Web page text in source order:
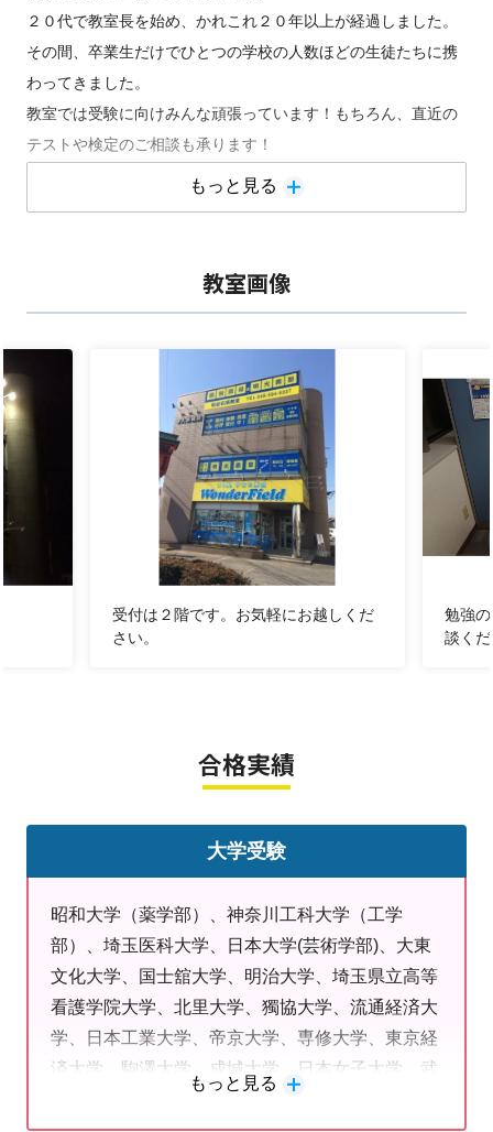
２０代で教室長を始め、かれこれ２０年以上が経過しました。
その間、卒業生だけでひとつの学校の人数ほどの生徒たちに携
わってきました。
教室では受験に向けみんな頑張っています！もちろん、直近の
テストや検定のご相談も承ります！
・勉強はしているけれど思うように成績が伸びない。
お悩みの皆さんの「みちしるべ」となれればと思います。
■友人・兄弟姉妹紹介キャンペーン実施中！■
☆お友達と一緒だともっと頑張れる！☆
ご入会いただくと、紹介者・新規入会者の双方に以下の
うち希望の賞をプレゼント！
A賞 QUOカード B賞 図書カード C賞 JCBギフ
選択がない場合、教室キャンペーン適用外になります。
■こんな学習の不安を明光義塾で解決しませんか？
・どうやって勉強したらよいかわからない
・自分なりに頑張っているが成果が出ない
・入試情報を知りたい
・北辰テスト、各種検定を受けたい
もっと見る
教室画像
受付は２階です。お気軽にお越しくだ
さい。
勉強
談く
合格実績
大学受験
昭和大学（薬学部）、神奈川工科大学（工学
部）、埼玉医科大学、日本大学(芸術学部)、大東
文化大学、国士舘大学、明治大学、埼玉県立高等
看護学院大学、北里大学、獨協大学、流通経済大
学、日本工業大学、帝京大学、専修大学、東京経
済大学、駒澤大学、成城大学、日本女子大学、武
もっと見る